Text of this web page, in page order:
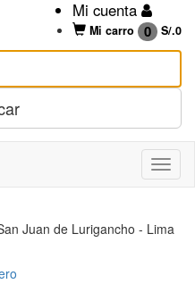
Mi cuenta
Mi carro 0 S/.0
Juan de Lurigancho - Lima